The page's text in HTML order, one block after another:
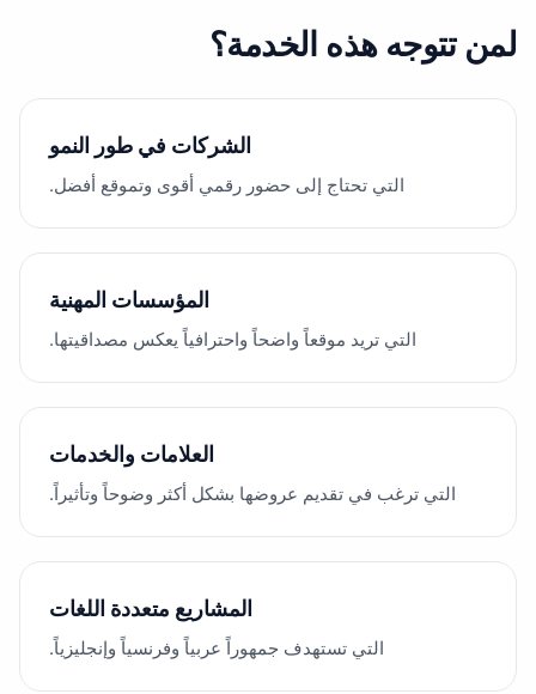
لمن تتوجه هذه الخدمة؟
الشركات في طور النمو
التي تحتاج إلى حضور رقمي أقوى وتموقع أفضل.
المؤسسات المهنية
التي تريد موقعاً واضحاً واحترافياً يعكس مصداقيتها.
العلامات والخدمات
التي ترغب في تقديم عروضها بشكل أكثر وضوحاً وتأثيراً.
المشاريع متعددة اللغات
التي تستهدف جمهوراً عربياً وفرنسياً وإنجليزياً.